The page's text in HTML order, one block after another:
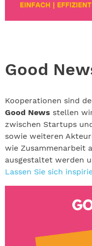
Good
Kooperationen sind
Good News stellen
zwischen Startups
sowie weiteren
wie Zusammenarbeit
ausgestaltet werden
Lassen Sie sich